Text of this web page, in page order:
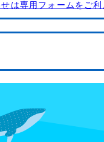
は専用フォームをご利